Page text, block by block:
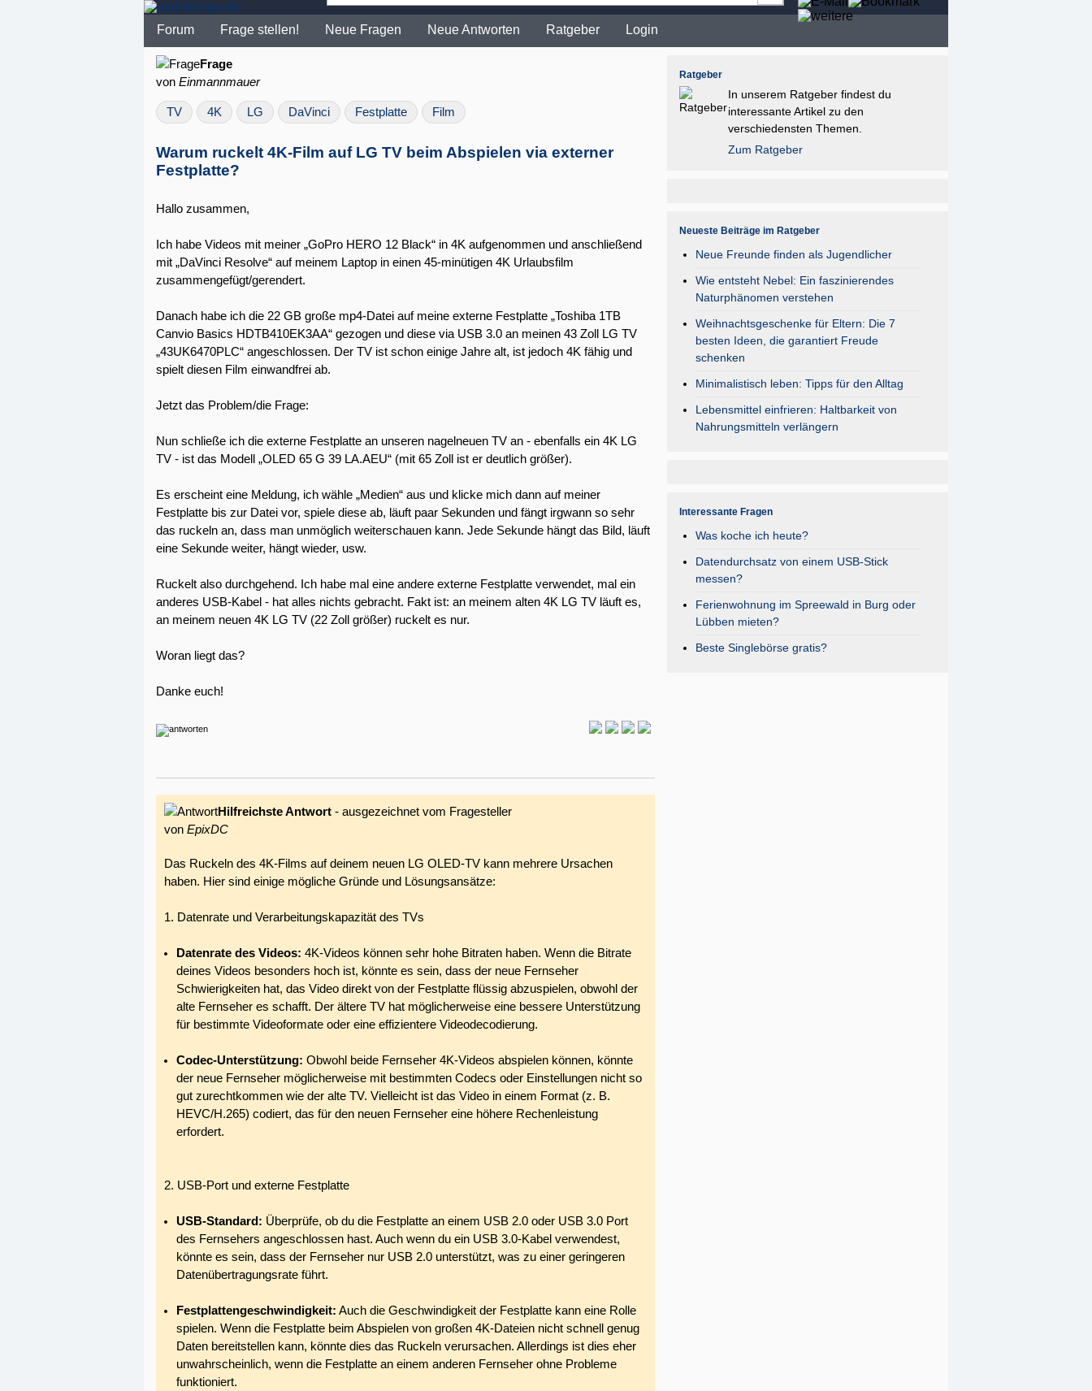
Forum Frage stellen! Neue Fragen Neue Antworten Ratgeber Login
Frage
von Einmannmauer
TV 4K LG DaVinci Festplatte Film
Warum ruckelt 4K-Film auf LG TV beim Abspielen via externer
Festplatte?
Hallo zusammen,
Ich habe Videos mit meiner „GoPro HERO 12 Black“ in 4K aufgenommen und anschließend
mit „DaVinci Resolve“ auf meinem Laptop in einen 45-minütigen 4K Urlaubsfilm
zusammengefügt/gerendert.
Danach habe ich die 22 GB große mp4-Datei auf meine externe Festplatte „Toshiba 1TB
Canvio Basics HDTB410EK3AA“ gezogen und diese via USB 3.0 an meinen 43 Zoll LG TV
„43UK6470PLC“ angeschlossen. Der TV ist schon einige Jahre alt, ist jedoch 4K fähig und
spielt diesen Film einwandfrei ab.
Jetzt das Problem/die Frage:
Nun schließe ich die externe Festplatte an unseren nagelneuen TV an - ebenfalls ein 4K LG
TV - ist das Modell „OLED 65 G 39 LA.AEU“ (mit 65 Zoll ist er deutlich größer).
Es erscheint eine Meldung, ich wähle „Medien“ aus und klicke mich dann auf meiner
Festplatte bis zur Datei vor, spiele diese ab, läuft paar Sekunden und fängt irgwann so sehr
das ruckeln an, dass man unmöglich weiterschauen kann. Jede Sekunde hängt das Bild, läuft
eine Sekunde weiter, hängt wieder, usw.
Ruckelt also durchgehend. Ich habe mal eine andere externe Festplatte verwendet, mal ein
anderes USB-Kabel - hat alles nichts gebracht. Fakt ist: an meinem alten 4K LG TV läuft es,
an meinem neuen 4K LG TV (22 Zoll größer) ruckelt es nur.
Woran liegt das?
Danke euch!
Hilfreichste Antwort - ausgezeichnet vom Fragesteller
von EpixDC
Das Ruckeln des 4K-Films auf deinem neuen LG OLED-TV kann mehrere Ursachen
haben. Hier sind einige mögliche Gründe und Lösungsansätze:
1. Datenrate und Verarbeitungskapazität des TVs
Datenrate des Videos: 4K-Videos können sehr hohe Bitraten haben. Wenn die Bitrate
deines Videos besonders hoch ist, könnte es sein, dass der neue Fernseher
Schwierigkeiten hat, das Video direkt von der Festplatte flüssig abzuspielen, obwohl der
alte Fernseher es schafft. Der ältere TV hat möglicherweise eine bessere Unterstützung
für bestimmte Videoformate oder eine effizientere Videodecodierung.
Codec-Unterstützung: Obwohl beide Fernseher 4K-Videos abspielen können, könnte
der neue Fernseher möglicherweise mit bestimmten Codecs oder Einstellungen nicht so
gut zurechtkommen wie der alte TV. Vielleicht ist das Video in einem Format (z. B.
HEVC/H.265) codiert, das für den neuen Fernseher eine höhere Rechenleistung
erfordert.
2. USB-Port und externe Festplatte
USB-Standard: Überprüfe, ob du die Festplatte an einem USB 2.0 oder USB 3.0 Port
des Fernsehers angeschlossen hast. Auch wenn du ein USB 3.0-Kabel verwendest,
könnte es sein, dass der Fernseher nur USB 2.0 unterstützt, was zu einer geringeren
Datenübertragungsrate führt.
Festplattengeschwindigkeit: Auch die Geschwindigkeit der Festplatte kann eine Rolle
spielen. Wenn die Festplatte beim Abspielen von großen 4K-Dateien nicht schnell genug
Daten bereitstellen kann, könnte dies das Ruckeln verursachen. Allerdings ist dies eher
unwahrscheinlich, wenn die Festplatte an einem anderen Fernseher ohne Probleme
funktioniert.
Ratgeber
In unserem Ratgeber findest du
interessante Artikel zu den
verschiedensten Themen.
Zum Ratgeber
Neueste Beiträge im Ratgeber
Neue Freunde finden als Jugendlicher
Wie entsteht Nebel: Ein faszinierendes
Naturphänomen verstehen
Weihnachtsgeschenke für Eltern: Die 7
besten Ideen, die garantiert Freude
schenken
Minimalistisch leben: Tipps für den Alltag
Lebensmittel einfrieren: Haltbarkeit von
Nahrungsmitteln verlängern
Interessante Fragen
Was koche ich heute?
Datendurchsatz von einem USB-Stick
messen?
Ferienwohnung im Spreewald in Burg oder
Lübben mieten?
Beste Singlebörse gratis?